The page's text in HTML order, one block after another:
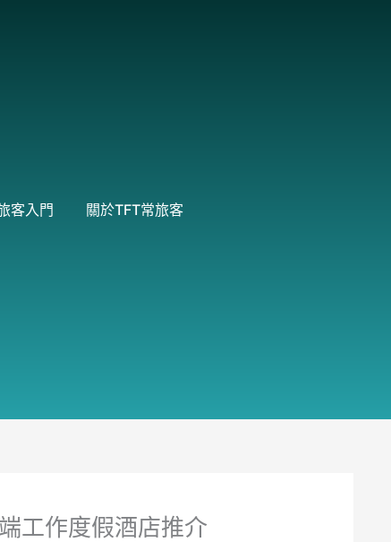
客入門 關於TFT常旅客
工作度假酒店推介